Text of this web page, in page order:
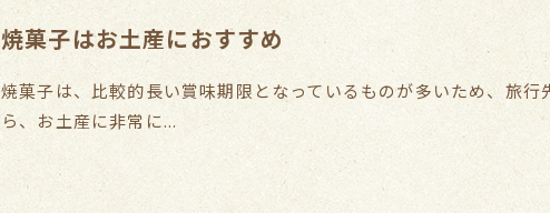
焼菓子はお土産におすすめ
焼菓子は、比較的長い賞味期限となっているものが多いため、旅
ら、お土産に非常に...